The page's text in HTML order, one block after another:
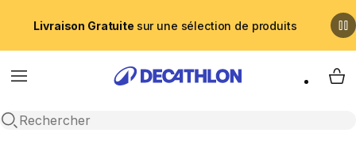
Livraison Gratuite sur une sélection de produits
Menu
Recherche ouverte
My